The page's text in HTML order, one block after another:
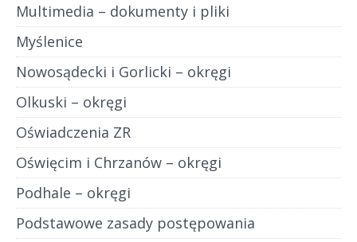
Multimedia – dokumenty i pliki
Myślenice
Nowosądecki i Gorlicki – okręgi
Olkuski – okręgi
Oświadczenia ZR
Oświęcim i Chrzanów – okręgi
Podhale – okręgi
Podstawowe zasady postępowania